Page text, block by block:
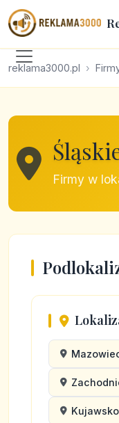
reklama3000.pl
Firmy w